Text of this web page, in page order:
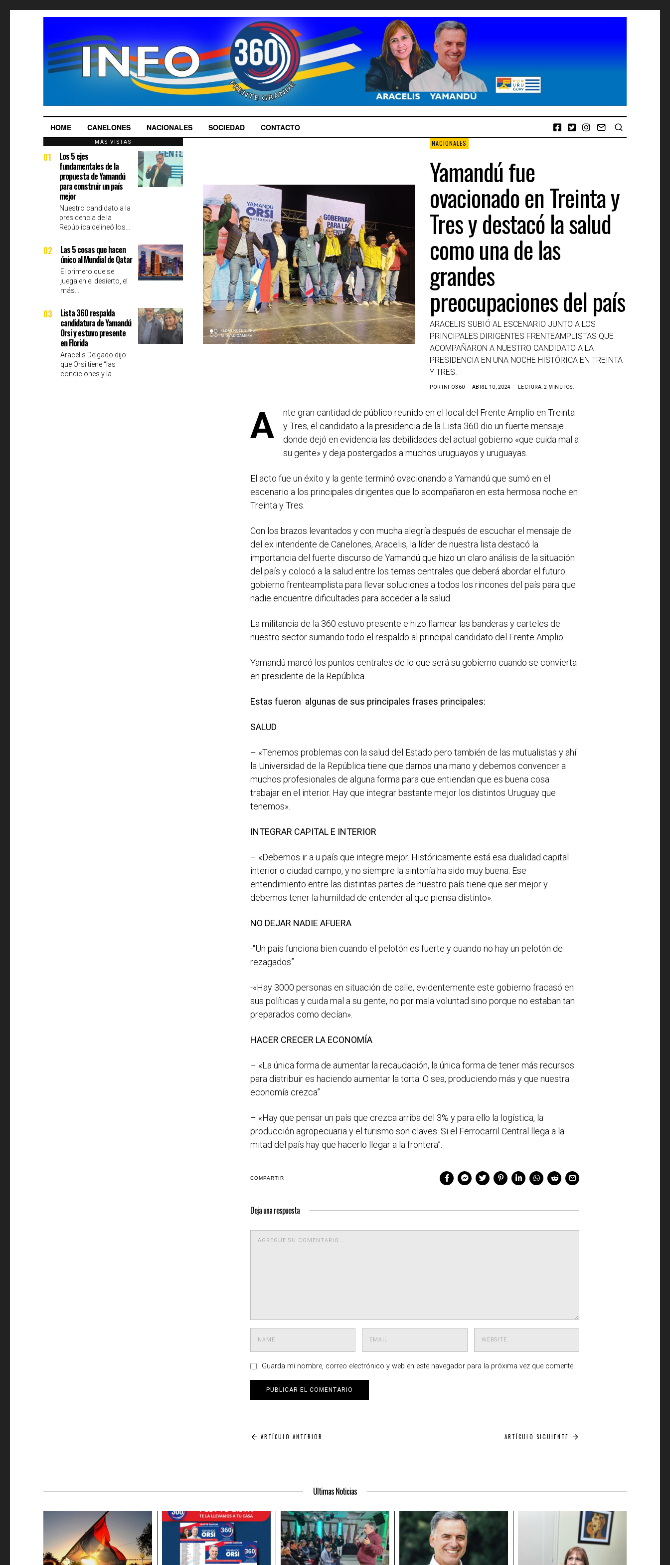
HOME CANELONES NACIONALES SOCIEDAD CONTACTO
NACIONALES
Yamandú fue
ovacionado en Treinta y
Tres y destacó la salud
como una de las
grandes
preocupaciones del país
ARACELIS SUBIÓ AL ESCENARIO JUNTO A LOS
PRINCIPALES DIRIGENTES FRENTEAMPLISTAS QUE
ACOMPAÑARON A NUESTRO CANDIDATO A LA
PRESIDENCIA EN UNA NOCHE HISTÓRICA EN TREINTA
Y TRES.
POR INFO360 ABRIL 10, 2024 LECTURA: 2 MINUTOS.
A
nte gran cantidad de público reunido en el local del Frente Amplio en Treinta
y Tres, el candidato a la presidencia de la Lista 360 dio un fuerte mensaje
donde dejó en evidencia las debilidades del actual gobierno «que cuida mal a
su gente» y deja postergados a muchos uruguayos y uruguayas.
El acto fue un éxito y la gente terminó ovacionando a Yamandú que sumó en el
escenario a los principales dirigentes que lo acompañaron en esta hermosa noche en
Treinta y Tres.
Con los brazos levantados y con mucha alegría después de escuchar el mensaje de
del ex intendente de Canelones, Aracelis, la líder de nuestra lista destacó la
importancia del fuerte discurso de Yamandú que hizo un claro análisis de la situación
del país y colocó a la salud entre los temas centrales que deberá abordar el futuro
gobierno frenteamplista para llevar soluciones a todos los rincones del país para que
nadie encuentre dificultades para acceder a la salud.
La militancia de la 360 estuvo presente e hizo flamear las banderas y carteles de
nuestro sector sumando todo el respaldo al principal candidato del Frente Amplio.
Yamandú marcó los puntos centrales de lo que será su gobierno cuando se convierta
en presidente de la República.
Estas fueron algunas de sus principales frases principales:
SALUD
– «Tenemos problemas con la salud del Estado pero también de las mutualistas y ahí
la Universidad de la República tiene que darnos una mano y debemos convencer a
muchos profesionales de alguna forma para que entiendan que es buena cosa
trabajar en el interior. Hay que integrar bastante mejor los distintos Uruguay que
tenemos».
INTEGRAR CAPITAL E INTERIOR
– «Debemos ir a u país que integre mejor. Históricamente está esa dualidad capital
interior o ciudad campo, y no siempre la sintonía ha sido muy buena. Ese
entendimiento entre las distintas partes de nuestro país tiene que ser mejor y
debemos tener la humildad de entender al que piensa distinto».
NO DEJAR NADIE AFUERA
-“Un país funciona bien cuando el pelotón es fuerte y cuando no hay un pelotón de
rezagados”.
-«Hay 3000 personas en situación de calle, evidentemente este gobierno fracasó en
sus políticas y cuida mal a su gente, no por mala voluntad sino porque no estaban tan
preparados como decían».
HACER CRECER LA ECONOMÍA
– «La única forma de aumentar la recaudación, la única forma de tener más recursos
para distribuir es haciendo aumentar la torta. O sea, produciendo más y que nuestra
economía crezca”
– «Hay que pensar un país que crezca arriba del 3% y para ello la logística, la
producción agropecuaria y el turismo son claves. Si el Ferrocarril Central llega a la
mitad del país hay que hacerlo llegar a la frontera”.
COMPARTIR
Deja una respuesta
Guarda mi nombre, correo electrónico y web en este navegador para la próxima vez que comente.
Navegación
ARTÍCULO ANTERIOR ARTÍCULO SIGUIENTE
MÁS VISTAS
01
Los 5 ejes
fundamentales de la
propuesta de Yamandú
para construir un país
mejor
Nuestro candidato a la
presidencia de la
República delineó los…
02
Las 5 cosas que hacen
único al Mundial de Qatar
El primero que se
juega en el desierto, el
más…
03
Lista 360 respalda
candidatura de Yamandú
Orsi y estuvo presente
en Florida
Aracelis Delgado dijo
que Orsi tiene “las
condiciones y la…
Ultimas Noticias